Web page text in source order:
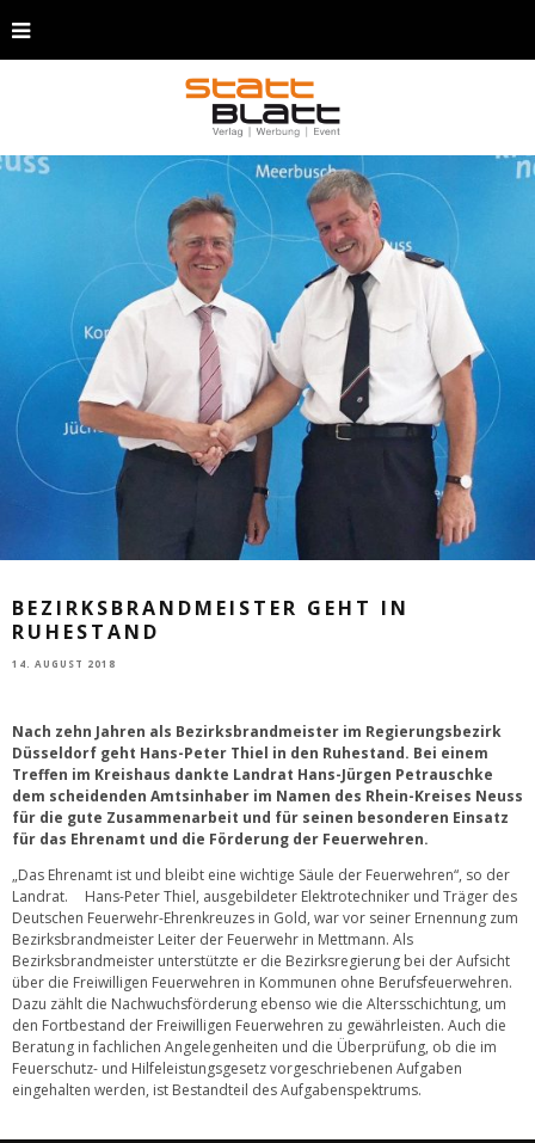
BEZIRKSBRANDMEISTER GEHT IN
RUHESTAND
14. AUGUST 2018
Nach zehn Jahren als Bezirksbrandmeister im Regierungsbezirk
Düsseldorf geht Hans-Peter Thiel in den Ruhestand. Bei einem
Treffen im Kreishaus dankte Landrat Hans-Jürgen Petrauschke
dem scheidenden Amtsinhaber im Namen des Rhein-Kreises Neuss
für die gute Zusammenarbeit und für seinen besonderen Einsatz
für das Ehrenamt und die Förderung der Feuerwehren.
„Das Ehrenamt ist und bleibt eine wichtige Säule der Feuerwehren“, so der
Landrat. Hans-Peter Thiel, ausgebildeter Elektrotechniker und Träger des
Deutschen Feuerwehr-Ehrenkreuzes in Gold, war vor seiner Ernennung zum
Bezirksbrandmeister Leiter der Feuerwehr in Mettmann. Als
Bezirksbrandmeister unterstützte er die Bezirksregierung bei der Aufsicht
über die Freiwilligen Feuerwehren in Kommunen ohne Berufsfeuerwehren.
Dazu zählt die Nachwuchsförderung ebenso wie die Altersschichtung, um
den Fortbestand der Freiwilligen Feuerwehren zu gewährleisten. Auch die
Beratung in fachlichen Angelegenheiten und die Überprüfung, ob die im
Feuerschutz- und Hilfeleistungsgesetz vorgeschriebenen Aufgaben
eingehalten werden, ist Bestandteil des Aufgabenspektrums.